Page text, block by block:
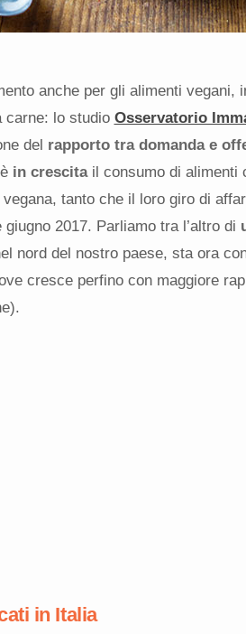
anche per gli alimenti vegani,
carne: lo studio Osservatorio
del rapporto tra domanda e
in crescitail consumo di alimenti
tanto che il loro giro di
giugno 2017. Parliamo tra l’altro di
nord del nostro paese, sta ora
cresce perfino con maggiore
in Italia